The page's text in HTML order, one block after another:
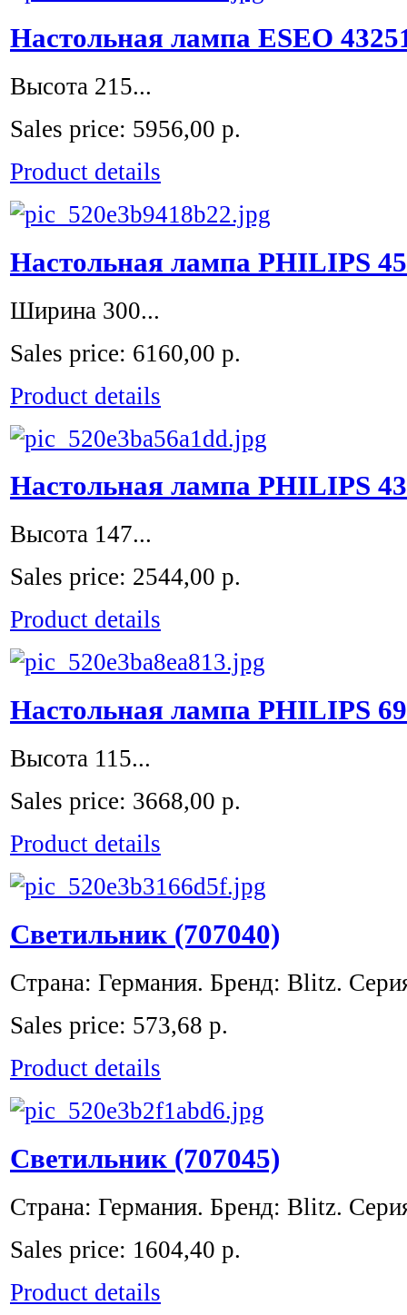
Настольная лампа ESEO
Высота 215...
Sales price: 5956,00 р.
Product details
Настольная лампа PHILIPS
Ширина 300...
Sales price: 6160,00 р.
Product details
Настольная лампа PHILIPS
Высота 147...
Sales price: 2544,00 р.
Product details
Настольная лампа PHILIPS
Высота 115...
Sales price: 3668,00 р.
Product details
Светильник (707040)
Страна: Германия. Бренд: Blitz.
Sales price: 573,68 р.
Product details
Светильник (707045)
Страна: Германия. Бренд: Blitz.
Sales price: 1604,40 р.
Product details